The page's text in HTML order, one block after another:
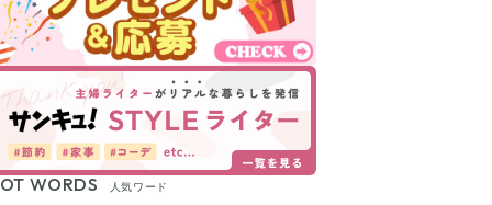
WORDS 人気ワード